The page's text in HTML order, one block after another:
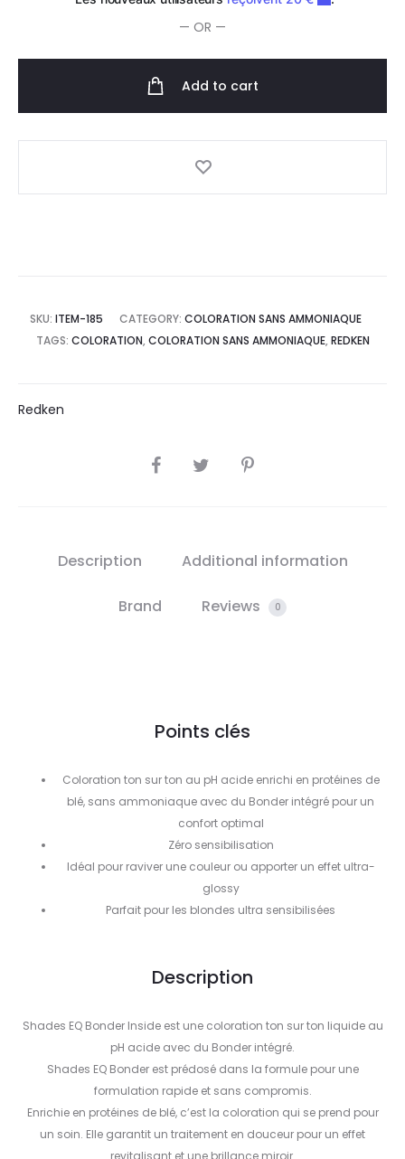
— OR —
Add to cart
SKU: ITEM-185 CATEGORY: COLORATION SANS AMMONIAQUE
TAGS: COLORATION, COLORATION SANS AMMONIAQUE, REDKEN
Redken
SHARE
Description Additional information
Brand Reviews 0
Points clés
Coloration ton sur ton au pH acide enrichi en protéines de
blé, sans ammoniaque avec du Bonder intégré pour un
confort optimal
Zéro sensibilisation
Idéal pour raviver une couleur ou apporter un effet ultra-
glossy
Parfait pour les blondes ultra sensibilisées
Description
Shades EQ Bonder Inside est une coloration ton sur ton liquide au
pH acide avec du Bonder intégré.
Shades EQ Bonder est prédosé dans la formule pour une
formulation rapide et sans compromis.
Enrichie en protéines de blé, c’est la coloration qui se prend pour
un soin. Elle garantit un traitement en douceur pour un effet
revitalisant et une brillance miroir.